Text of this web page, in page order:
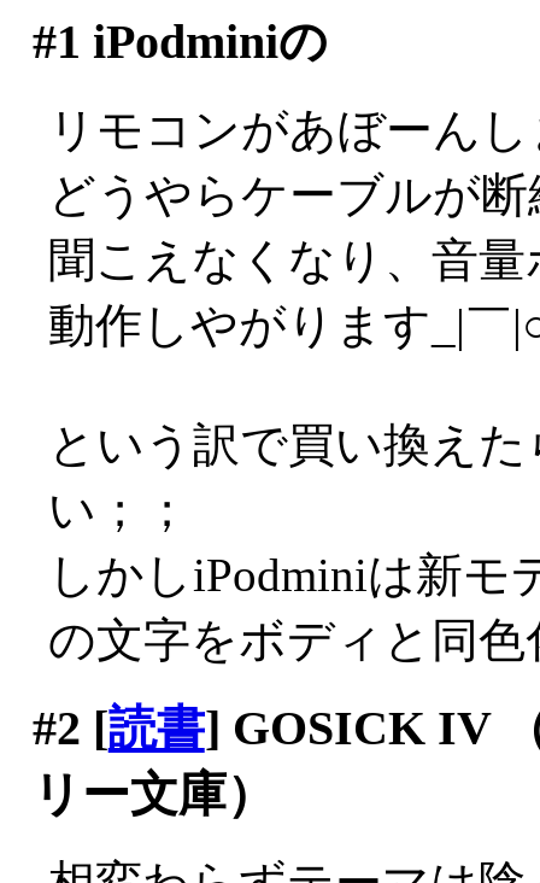
#1 iPodminiの
リモコンがあぼーん
どうやらケーブルが
聞こえなくなり、音
動作しやがります_|￣
という訳で買い換え
い；；
しかしiPodminiは新
の文字をボディと同
#2 [読書] GOSICK IV
リー文庫）